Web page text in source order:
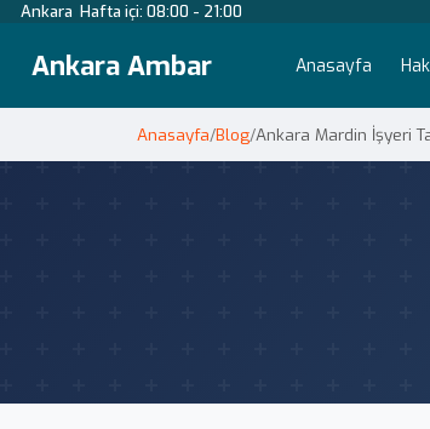
Ankara Hafta içi: 08:00 - 21:00
Ankara Ambar Anasayfa
Anasayfa/Blog/Ankara Mardin İşyeri